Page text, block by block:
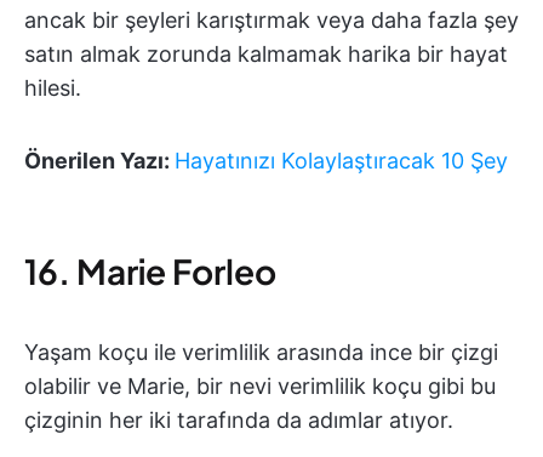
ancak bir şeyleri karıştırmak veya daha fazla şey
satın almak zorunda kalmamak harika bir hayat
hilesi.
Önerilen Yazı: Hayatınızı Kolaylaştıracak 10 Şey
16. Marie Forleo
Yaşam koçu ile verimlilik arasında ince bir çizgi
olabilir ve Marie, bir nevi verimlilik koçu gibi bu
çizginin her iki tarafında da adımlar atıyor.